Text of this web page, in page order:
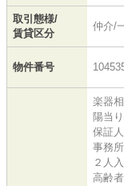
取引態様/
賃貸区分
仲介/
物件番号
楽器
陽当
保証
事務
２人
高齢